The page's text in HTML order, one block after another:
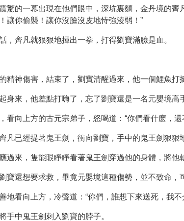
驚的一幕出現在他們眼中，深坑裏麵，金丹境的
讓你偷襲！讓你沒臉沒皮地恃強淩弱！”
，齊凡就狠狠地揮出一拳，打得劉寶滿臉是血。
精神傷害，結束了，劉寶清醒過來，他一個鯉魚打
身來，他差點打嗨了，忘了劉寶還是一名元嬰境高
看向上方的古元宗弟子，怒喝道：“你們看什麽，還
凡已經提著鬼王劍，衝向劉寶，手中的鬼王劍狠狠
過來，隻能眼睜睜看著鬼王劍穿過他的身體，將他
寶還想要求救，畢竟元嬰境這種傷勢，並不致命，
地看向上方，冷聲道：“你們，誰想下來送死，我不
手中鬼王劍刺入劉寶的脖子。